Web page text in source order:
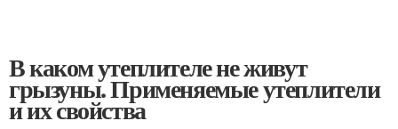
В каком утеплителе не живут
грызуны. Применяемые утеплители
и их свойства